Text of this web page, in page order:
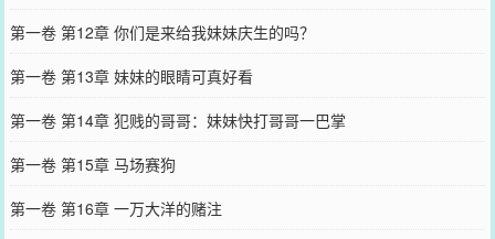
第一卷 第12章 你们是来给我妹妹庆生的吗？
第一卷 第13章 妹妹的眼睛可真好看
第一卷 第14章 犯贱的哥哥：妹妹快打哥哥一巴掌
第一卷 第15章 马场赛狗
第一卷 第16章 一万大洋的赌注